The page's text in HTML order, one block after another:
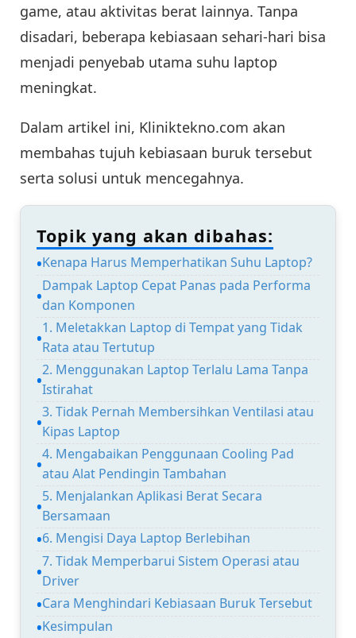
game, atau aktivitas berat lainnya. Tanpa
disadari, beberapa kebiasaan sehari-hari bisa
menjadi penyebab utama suhu laptop
meningkat.
Dalam artikel ini, Kliniktekno.com akan
membahas tujuh kebiasaan buruk tersebut
serta solusi untuk mencegahnya.
Topik yang akan dibahas:
Kenapa Harus Memperhatikan Suhu Laptop?
Dampak Laptop Cepat Panas pada Performa
dan Komponen
1. Meletakkan Laptop di Tempat yang Tidak
Rata atau Tertutup
2. Menggunakan Laptop Terlalu Lama Tanpa
Istirahat
3. Tidak Pernah Membersihkan Ventilasi atau
Kipas Laptop
4. Mengabaikan Penggunaan Cooling Pad
atau Alat Pendingin Tambahan
5. Menjalankan Aplikasi Berat Secara
Bersamaan
6. Mengisi Daya Laptop Berlebihan
7. Tidak Memperbarui Sistem Operasi atau
Driver
Cara Menghindari Kebiasaan Buruk Tersebut
Kesimpulan